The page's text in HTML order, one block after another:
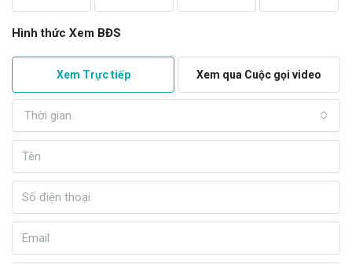
Hình thức Xem BĐS
Xem Trực tiếp Xem qua Cuộc gọi video
Thời gian